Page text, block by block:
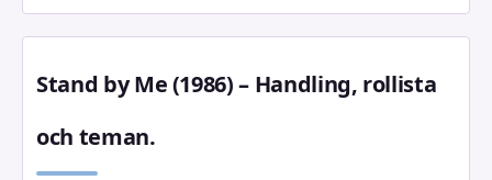
Stand by Me (1986) – Handling, rollista
och teman.